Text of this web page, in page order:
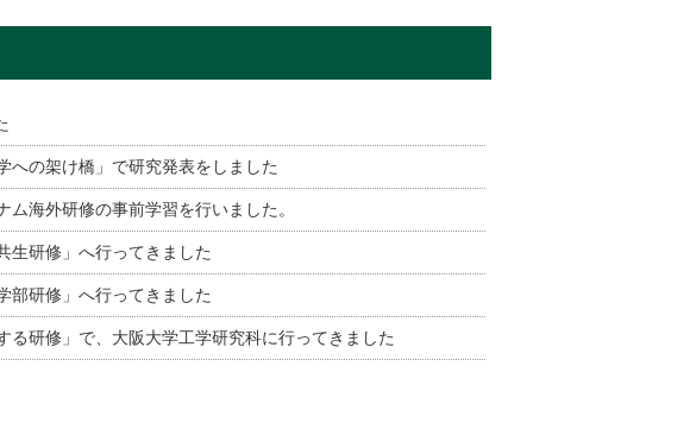
への架け橋」で研究発表をしました
海外研修の事前学習を行いました。
生研修」へ行ってきました
部研修」へ行ってきました
る研修」で、大阪大学工学研究科に行ってきました